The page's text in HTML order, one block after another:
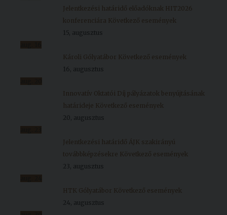
Jelentkezési határidő előadóknak HIT2026
konferenciára Következő események
15, augusztus
Károli Gólyatábor Következő események
16, augusztus
Innovatív Oktatói Díj pályázatok benyújtásának
határideje Következő események
20, augusztus
Jelentkezési határidő ÁJK szakirányú
továbbképzésekre Következő események
23, augusztus
HTK Gólyatábor Következő események
24, augusztus